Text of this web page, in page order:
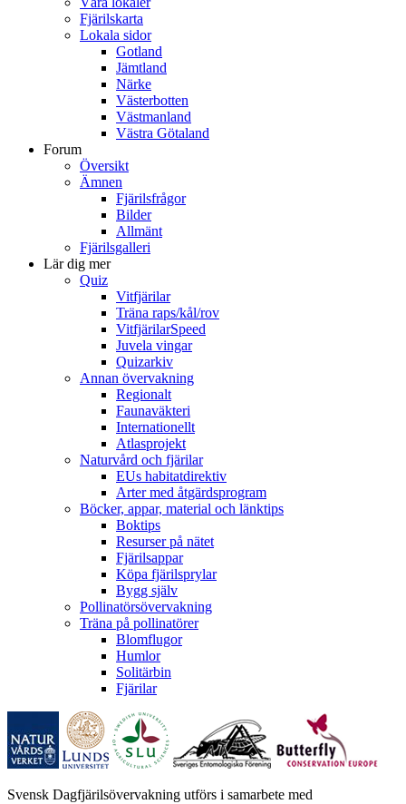
Fjärilskarta
Lokala sidor
Gotland
Jämtland
Närke
Västerbotten
Västmanland
Västra Götaland
Forum
Översikt
Ämnen
Fjärilsfrågor
Bilder
Allmänt
Fjärilsgalleri
Lär dig mer
Quiz
Vitfjärilar
Träna raps/kål/rov
VitfjärilarSpeed
Juvela vingar
Quizarkiv
Annan övervakning
Regionalt
Faunaväkteri
Internationellt
Atlasprojekt
Naturvård och fjärilar
EUs habitatdirektiv
Arter med åtgärdsprogram
Böcker, appar, material och länktips
Boktips
Resurser på nätet
Fjärilsappar
Köpa fjärilsprylar
Bygg själv
Pollinatörsövervakning
Träna på pollinatörer
Blomflugor
Humlor
Solitärbin
Fjärilar
Svensk Dagfjärilsövervakning utförs i samarbete med